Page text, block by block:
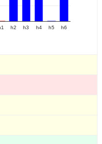
h2 h3 h4 h5 h6